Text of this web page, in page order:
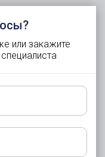
или закажите